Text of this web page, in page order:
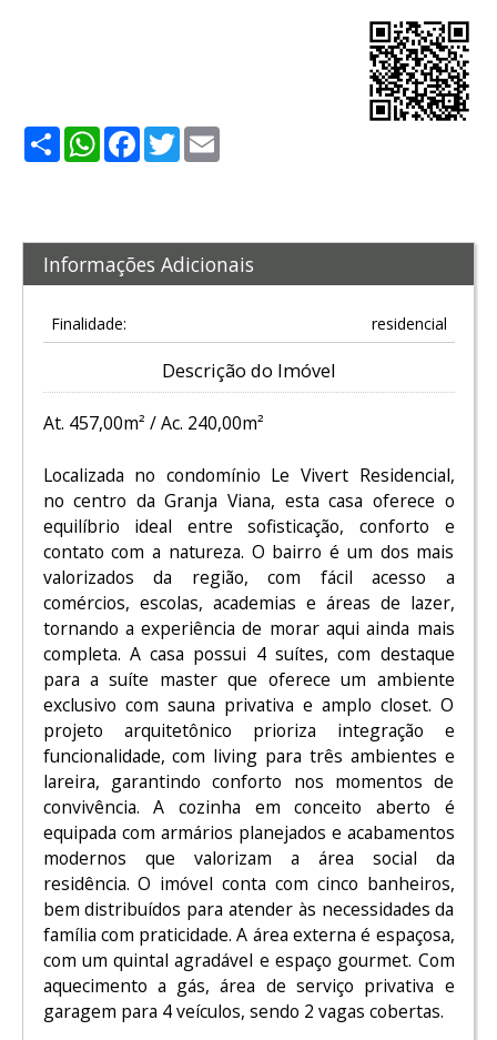
ShareWhatsApp
Facebook
Twitter
Informações Adicionais
Finalidade: residencial
Descrição do Imóvel
At. 457,00m² / Ac. 240,00m²
Localizada no condomínio Le Vivert Residencial,
no centro da Granja Viana, esta casa oferece o
equilíbrio ideal entre sofisticação, conforto e
contato com a natureza. O bairro é um dos mais
valorizados da região, com fácil acesso a
comércios, escolas, academias e áreas de lazer,
tornando a experiência de morar aqui ainda mais
completa. A casa possui 4 suítes, com destaque
para a suíte master que oferece um ambiente
exclusivo com sauna privativa e amplo closet. O
projeto arquitetônico prioriza integração e
funcionalidade, com living para três ambientes e
lareira, garantindo conforto nos momentos de
convivência. A cozinha em conceito aberto é
equipada com armários planejados e acabamentos
modernos que valorizam a área social da
residência. O imóvel conta com cinco banheiros,
bem distribuídos para atender às necessidades da
família com praticidade. A área externa é espaçosa,
com um quintal agradável e espaço gourmet. Com
aquecimento a gás, área de serviço privativa e
garagem para 4 veículos, sendo 2 vagas cobertas.